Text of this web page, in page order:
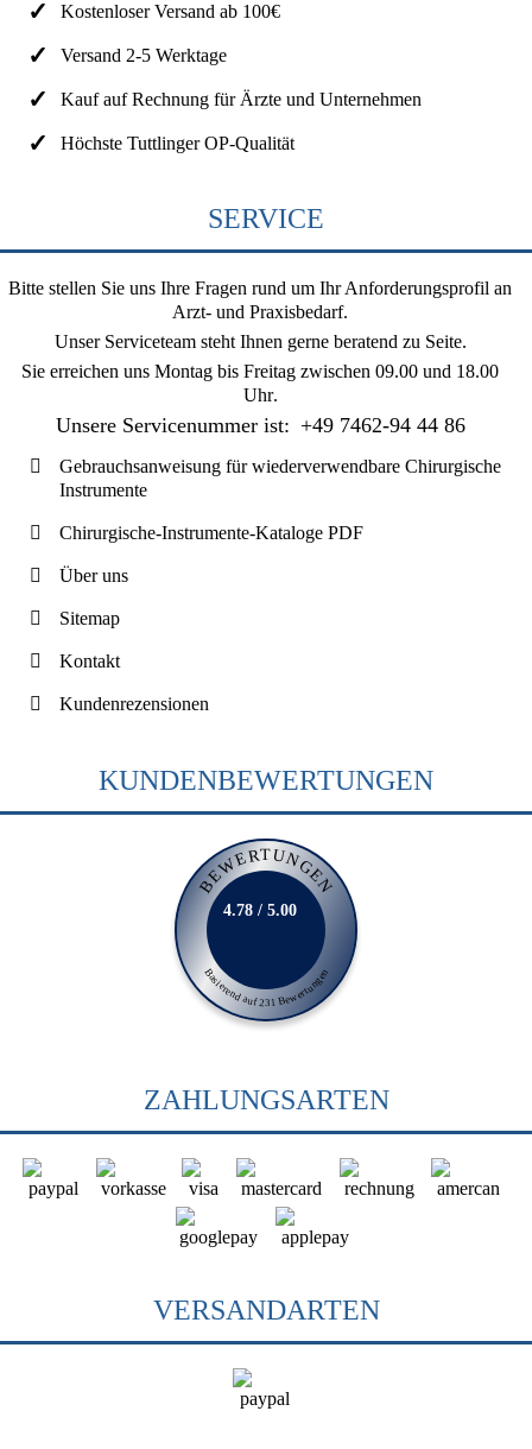
Kostenloser Versand ab 100€
Versand 2-5 Werktage
Kauf auf Rechnung für Ärzte und Unternehmen
Höchste Tuttlinger OP-Qualität
SERVICE
Bitte stellen Sie uns Ihre Fragen rund um Ihr Anforderungsprofil an
Arzt- und Praxisbedarf.
Unser Serviceteam steht Ihnen gerne beratend zu Seite.
Sie erreichen uns Montag bis Freitag zwischen 09.00 und 18.00
Uhr.
Unsere Servicenummer ist: +49 7462-94 44 86
Gebrauchsanweisung für wiederverwendbare Chirurgische
Instrumente
Chirurgische-Instrumente-Kataloge PDF
Über uns
Sitemap
Kontakt
Kundenrezensionen
KUNDENBEWERTUNGEN
BEWERTUNGEN
Basierend auf 231 Bewertungen
4.78 / 5.00
ZAHLUNGSARTEN
VERSANDARTEN